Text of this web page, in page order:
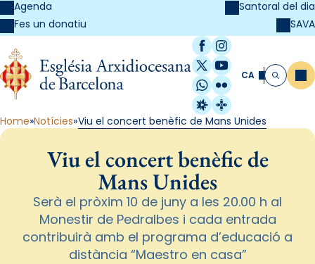
Agenda
Fes un donatiu
Santoral del dia
SAVA
Facebook
Instagram
X / Twitter
YouTube
WhatsApp
Flickr
Radio Estel
Catalunya
CA Cerca
Home Notícies Viu el concert benèfic de Mans Unides
Viu el concert benèfic de
Mans Unides
Serà el pròxim 10 de juny a les 20.00 h al
Monestir de Pedralbes i cada entrada
contribuirà amb el programa d’educació a
distància “Maestro en casa”